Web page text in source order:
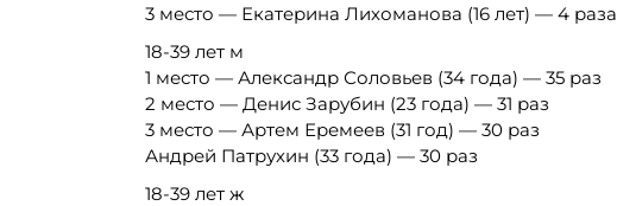
3 место — Екатерина Лихоманова (16 лет) — 4 раза
18-39 лет м
1 место — Александр Соловьев (34 года) — 35 раз
2 место — Денис Зарубин (23 года) — 31 раз
3 место — Артем Еремеев (31 год) — 30 раз
Андрей Патрухин (33 года) — 30 раз
18-39 лет ж